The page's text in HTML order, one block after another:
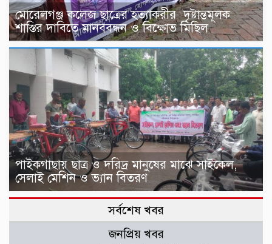
মোরেলগঞ্জ কলেজ ছাত্রের হত্যাকরীর দৃষ্টান্তমূলক
শাস্তির দাবিতে মানববন্ধন ও বিক্ষোভ মিছিল
পাইকগাছায় ছাত্র ও দরিদ্র মানুষের মাঝে সাইকেল,
সেলাই মেশিন ও ভ্যান বিতরণ
সর্বশেষ খবর
জনপ্রিয় খবর